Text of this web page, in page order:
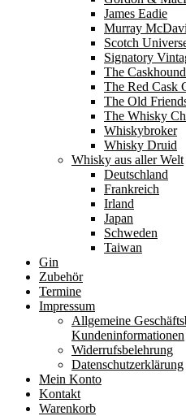
James Eadie
Murray
Scotch
Signatory
The Caskhound
The Red Cask
The Old
The Whisky
Whiskybroker
Whisky Druid
Whisky aus aller Welt
Deutschland
Frankreich
Irland
Japan
Schweden
Taiwan
Gin
Zubehör
Termine
Impressum
Allgemeine
Kundeninformationen
Widerrufsbelehrung
Datenschutzerklärung
Mein Konto
Kontakt
Warenkorb